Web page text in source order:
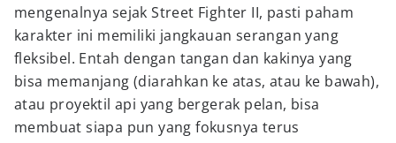
mengenalnya sejak Street Fighter II, pasti paham
karakter ini memiliki jangkauan serangan yang
fleksibel. Entah dengan tangan dan kakinya yang
bisa memanjang (diarahkan ke atas, atau ke bawah),
atau proyektil api yang bergerak pelan, bisa
membuat siapa pun yang fokusnya terus